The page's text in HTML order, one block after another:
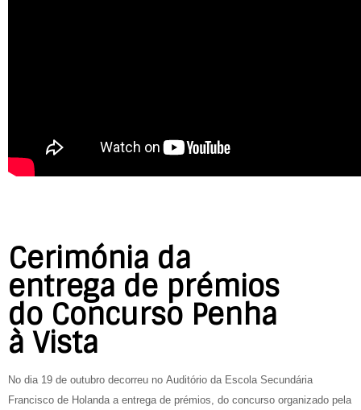
Cerimónia da
entrega de prémios
do Concurso Penha
à Vista
No dia 19 de outubro decorreu no Auditório da Escola Secundária
Francisco de Holanda a entrega de prémios, do concurso organizado pela